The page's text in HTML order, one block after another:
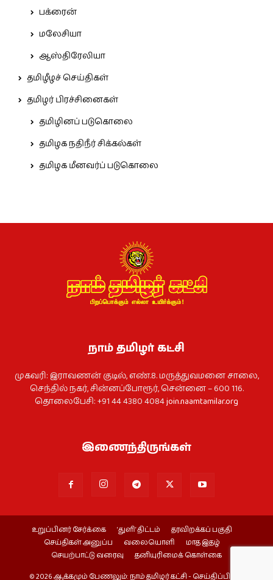
பக்ரைன்
மலேசியா
ஆஸ்திரேலியா
தமிழீழச் செய்திகள்
தமிழர் பிரச்சினைகள்
தமிழினப் படுகொலை
தமிழக நதிநீர் சிக்கல்கள்
தமிழக மீனவர்ப் படுகொலை
நாம் தமிழர் கட்சி
முகவரி: இராவணன் குடில், எண்.8. மருத்துவமனை சாலை,
செந்தில் நகர், சின்னப்போரூர், சென்னை – 600 116.
தொலைபேசி: +91 44 4380 4084join.naamtamilar.org
இணைந்திருங்கள்
உறுப்பினர் சேர்க்கை ‘துளி’ திட்டம்
தரவிறக்கப் பகுதி
செய்திகள் அனுப்ப
வலையொளி
மாத இதழ்
செயற்பாட்டு வரைவு
தனியுரிமைக் கொள்கை
© 2026 ஆக்கமும் பேணலும்: நாம் தமிழர் கட்சி - செய்திப்பிரிவு